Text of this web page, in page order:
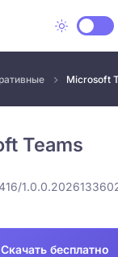
Microsoft
Teams
Скачать бесплатно